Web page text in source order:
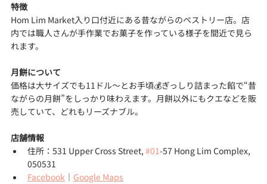
特徴
Hom Lim Market入り口付近にある昔ながらのペストリー店。店
内では職人さんが手作業でお菓子を作っている様子を間近で見ら
れます。
月餅について
価格は大サイズでも11ドル〜とお手頃💰ぎっしり詰まった餡で“昔
ながらの月餅”をしっかり味わえます。月餅以外にもクエなどを販
売していて、どれもリーズナブル。
店舗情報
住所：531 Upper Cross Street, #01-57 Hong Lim Complex,
050531
Facebook ｜ Google Maps